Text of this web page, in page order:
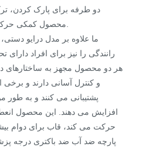
دو طرفه برای پارک کردن،
ما علاوه بر مدل درایو
رانندگی را نیز برای افراد
هر دو محصول مجهز به ساختارهای
و کنترل آسانی دارند و
پشتیبانی می کنند و به طور
افزایش می دهند. این محصول
حرکت می کند، قاب برای دوام
پارچه ضد آب ضد باکتری درجه